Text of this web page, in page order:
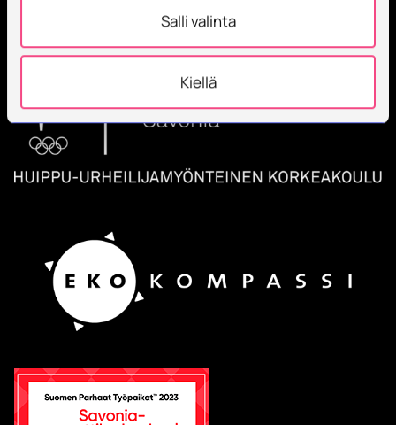
Salli valinta
Kiellä
Työntekijöitä + 600